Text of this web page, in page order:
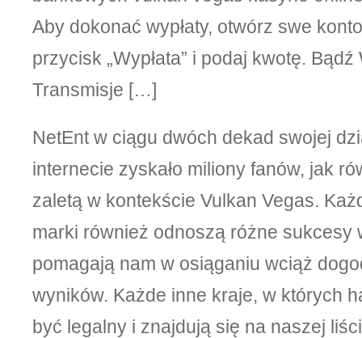
Aby dokonać wypłaty, otwórz swe
przycisk „Wypłata” i podaj kwotę.
Transmisje […]
NetEnt w ciągu dwóch dekad swojej
internecie zyskało miliony fanów, jak
zaletą w kontekście Vulkan Vegas.
marki również odnoszą różne sukcesy
pomagają nam w osiąganiu wciąż
wyników. Każde inne kraje, w których
być legalny i znajdują się na naszej